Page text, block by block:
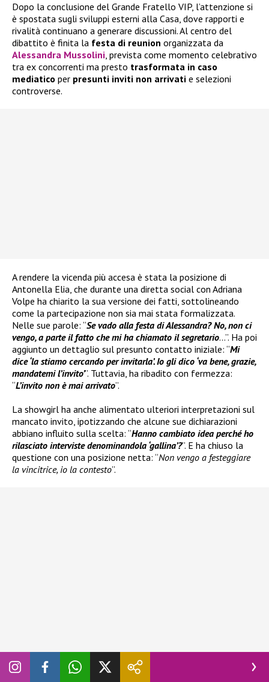
Dopo la conclusione del Grande Fratello VIP, l’attenzione si
è spostata sugli sviluppi esterni alla Casa, dove rapporti e
rivalità continuano a generare discussioni. Al centro del
dibattito è finita la festa di reunion organizzata da
Alessandra Mussolini , prevista come momento celebrativo
tra ex concorrenti ma presto trasformata in caso
mediatico per presunti inviti non arrivati e selezioni
controverse.
A rendere la vicenda più accesa è stata la posizione di
Antonella Elia, che durante una diretta social con Adriana
Volpe ha chiarito la sua versione dei fatti, sottolineando
come la partecipazione non sia mai stata formalizzata.
Nelle sue parole: “Se vado alla festa di Alessandra? No, non ci
vengo, a parte il fatto che mi ha chiamato il segretario…”. Ha poi
aggiunto un dettaglio sul presunto contatto iniziale: “Mi
dice ‘la stiamo cercando per invitarla’. Io gli dico ‘va bene, grazie,
mandatemi l’invito’”. Tuttavia, ha ribadito con fermezza:
“L’invito non è mai arrivato”.
La showgirl ha anche alimentato ulteriori interpretazioni sul
mancato invito, ipotizzando che alcune sue dichiarazioni
abbiano influito sulla scelta: “Hanno cambiato idea perché ho
rilasciato interviste denominandola ‘gallina’?”. E ha chiuso la
questione con una posizione netta: “Non vengo a festeggiare
la vincitrice, io la contesto”.